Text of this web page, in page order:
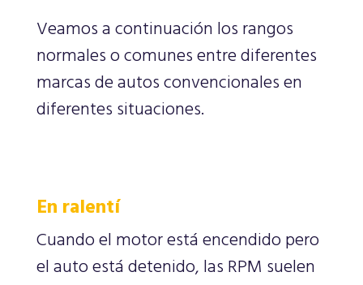
Veamos a continuación los rangos
normales o comunes entre diferentes
marcas de autos convencionales en
diferentes situaciones.
En ralentí
Cuando el motor está encendido pero
el auto está detenido, las RPM suelen